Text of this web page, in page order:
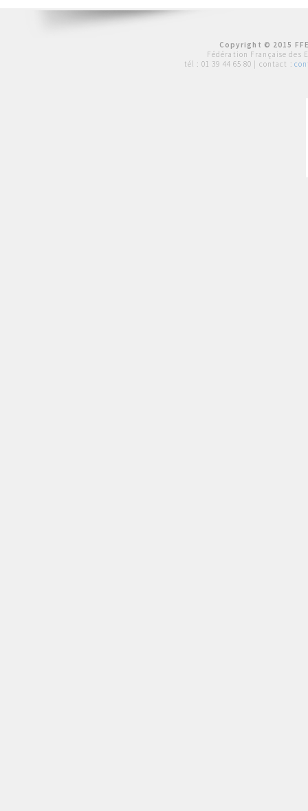
Copyright © 2015
Fédération Française des
tél : 01 39 44 65 80 | contact :